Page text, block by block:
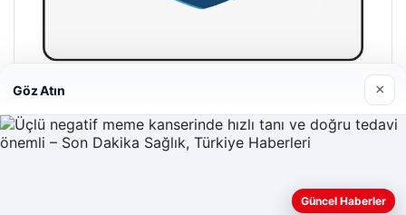
Hastaş Beton
26/05/2026
Göz Atın ×
Güncel Haberler